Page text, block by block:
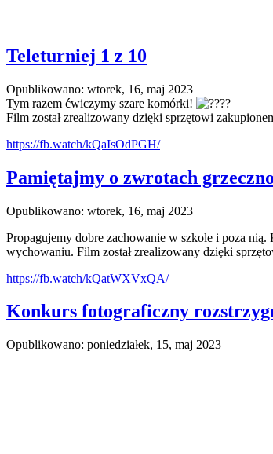
Teleturniej 1 z 10
Opublikowano: wtorek, 16, maj 2023
Tym razem ćwiczymy szare komórki!
Film został zrealizowany dzięki sprzętowi
https://fb.watch/kQaIsOdPGH/
Pamiętajmy o zwrotach
Opublikowano: wtorek, 16, maj 2023
Propagujemy dobre zachowanie w szkole i poza
wychowaniu. Film został zrealizowany dzięki
https://fb.watch/kQatWXVxQA/
Konkurs fotograficzny
Opublikowano: poniedziałek, 15, maj 2023